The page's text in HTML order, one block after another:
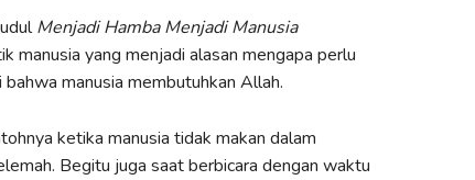
Menjadi Hamba Menjadi Manusia
manusia yang menjadi alasan mengapa perlu
manusia membutuhkan Allah.
ketika manusia tidak makan dalam
Begitu juga saat berbicara dengan waktu